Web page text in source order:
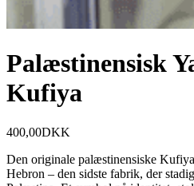
Palæstinensisk
Kufiya
400,00DKK
Den originale palæstinensiske
Hebron – den sidste fabrik, der